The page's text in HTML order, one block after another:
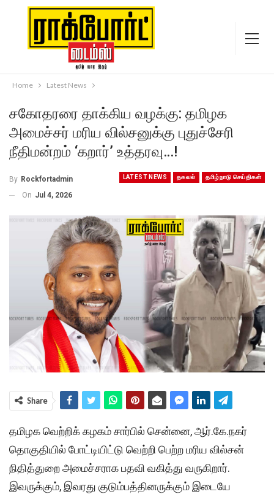
Home Latest News
சகோதரரை தாக்கிய வழக்கு: தமிழக
அமைச்சர் மரிய வில்சனுக்கு புதுச்சேரி
நீதிமன்றம் ‘கறார்’ உத்தரவு…!
LATEST NEWS தகவல் தமிழ்நாடு செய்திகள்
By Rockfortadmin
On Jul 4, 2026
Share
தமிழக வெற்றிக் கழகம் சார்பில் சென்னை, ஆர்.கே.நகர்
தொகுதியில் போட்டியிட்டு வெற்றி பெற்ற மரிய வில்சன்
நிதித்துறை அமைச்சராக பதவி வகித்து வருகிறார்.
இவருக்கும், இவரது குடும்பத்தினருக்கும் இடையே